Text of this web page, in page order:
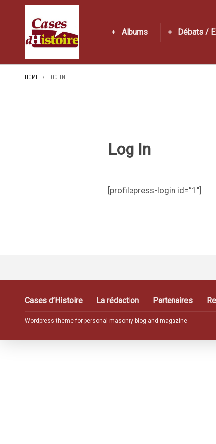
Albums Débats /
HOME LOG IN
Log In
[profilepress-login id=”1″]
Cases d’Histoire La rédaction Partenaires
Wordpress theme for personal masonry blog and magazine